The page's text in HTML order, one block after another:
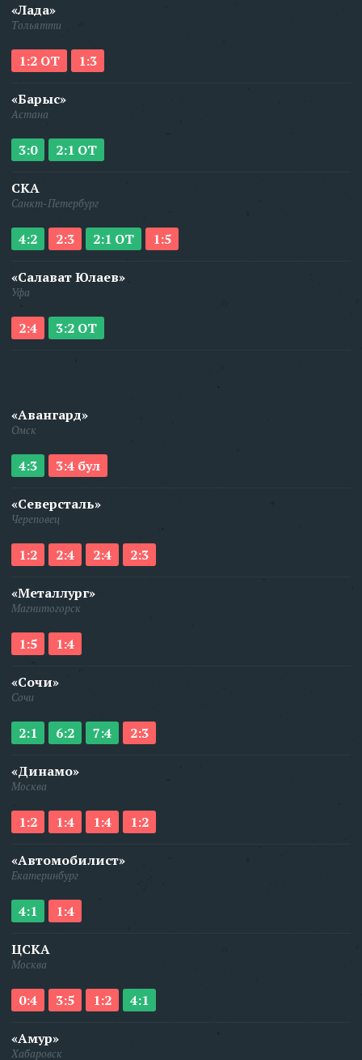
«Лада»
Тольятти
1:2 ОТ 1:3
«Барыс»
Астана
3:0 2:1 ОТ
СКА
Санкт-Петербург
4:2 2:3 2:1 ОТ 1:5
«Салават Юлаев»
Уфа
2:4 3:2 ОТ
«Авангард»
Омск
4:3 3:4 бул
«Северсталь»
Череповец
1:2 2:4 2:4 2:3
«Металлург»
Магнитогорск
1:5 1:4
«Сочи»
Сочи
2:1 6:2 7:4 2:3
«Динамо»
Москва
1:2 1:4 1:4 1:2
«Автомобилист»
Екатеринбург
4:1 1:4
ЦСКА
Москва
0:4 3:5 1:2 4:1
«Амур»
Хабаровск